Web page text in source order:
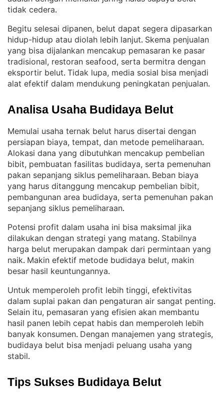
tidak cedera.
Begitu selesai dipanen, belut dapat segera dipasarkan
hidup-hidup atau diolah lebih lanjut. Skema penjualan
yang bisa dijalankan mencakup pemasaran ke pasar
tradisional, restoran seafood, serta bermitra dengan
eksportir belut. Tidak lupa, media sosial bisa menjadi
alat efektif dalam mendukung peningkatan penjualan.
Analisa Usaha Budidaya Belut
Memulai usaha ternak belut harus disertai dengan
persiapan biaya, tempat, dan metode pemeliharaan
Alokasi dana yang dibutuhkan mencakup pembelian
bibit, pembuatan fasilitas budidaya, serta pemenuhan
pakan sepanjang siklus pemeliharaan. Beban biaya
yang harus ditanggung mencakup pembelian bibit,
pembangunan area budidaya, serta pemenuhan pakan
sepanjang siklus pemeliharaan.
Potensi profit dalam usaha ini bisa maksimal jika
dilakukan dengan strategi yang matang. Stabilnya
harga belut merupakan dampak dari permintaan yang
naik. Makin efektif metode budidaya belut, makin
besar hasil keuntungannya.
Untuk memperoleh profit lebih tinggi, efektivitas
dalam suplai pakan dan pengaturan air sangat penting
Selain itu, pemasaran yang efisien akan membantu
hasil panen lebih cepat habis dan memperoleh lebih
banyak konsumen. Dengan manajemen yang strategis,
budidaya belut bisa menjadi peluang usaha yang
stabil.
Tips Sukses Budidaya Belut